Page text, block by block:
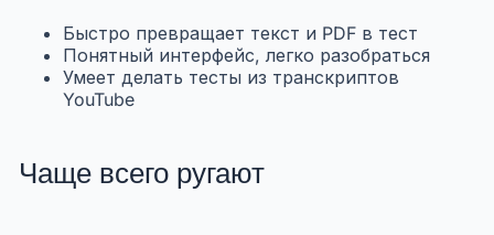
Быстро превращает текст и PDF в тест
Понятный интерфейс, легко разобраться
Умеет делать тесты из транскриптов
YouTube
Чаще всего ругают